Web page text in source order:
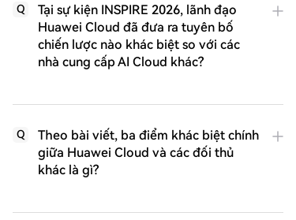
Q
Tại sự kiện INSPIRE 2026, lãnh đạo
Huawei Cloud đã đưa ra tuyên bố
chiến lược nào khác biệt so với các
nhà cung cấp AI Cloud khác?
Q
Theo bài viết, ba điểm khác biệt chính
giữa Huawei Cloud và các đối thủ
khác là gì?